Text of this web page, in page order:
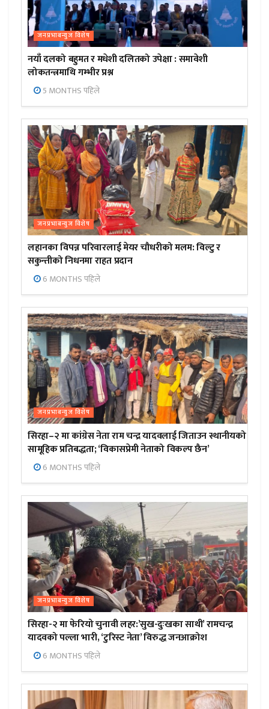
जनप्रभाबन्युज विशेष
नयाँ दलको बहुमत र मधेशी दलितको उपेक्षा : समावेशी
लोकतन्त्रमाथि गम्भीर प्रश्न
5 MONTHS पहिले
जनप्रभाबन्युज विशेष
लहानका विपन्न परिवारलाई मेयर चौधरीको मलम: विल्टु र
सकुन्तीको निधनमा राहत प्रदान
6 MONTHS पहिले
जनप्रभाबन्युज विशेष
सिरहा–२ मा कांग्रेस नेता राम चन्द्र यादवलाई जिताउन स्थानीयको
सामूहिक प्रतिबद्धता; ‘विकासप्रेमी नेताको विकल्प छैन’
6 MONTHS पहिले
जनप्रभाबन्युज विशेष
सिरहा-२ मा फेरियो चुनावी लहर:’सुख-दुःखका साथी’ रामचन्द्र
यादवको पल्ला भारी, ‘टुरिस्ट नेता’ विरुद्ध जनआक्रोश
6 MONTHS पहिले